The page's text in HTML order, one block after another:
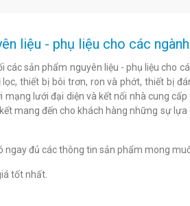
liệu - phụ liệu cho các
các sản phẩm nguyên liệu - phụ liệu cho
thiết bị bôi trơn, ron và phớt, thiết bị
mạng lưới đại diện và kết nối nhà cung
mang đến cho khách hàng những sự
ngay đủ các thông tin sản phẩm mong
tốt nhất.